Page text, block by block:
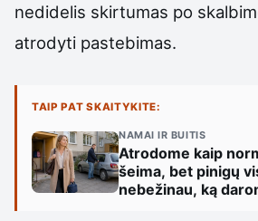
nedidelis skirtumas po
atrodyti pastebimas.
TAIP PAT SKAITYKITE:
NAMAI IR BUITIS
Atrodome kaip
šeima, bet pinigų
nebežinau, ką